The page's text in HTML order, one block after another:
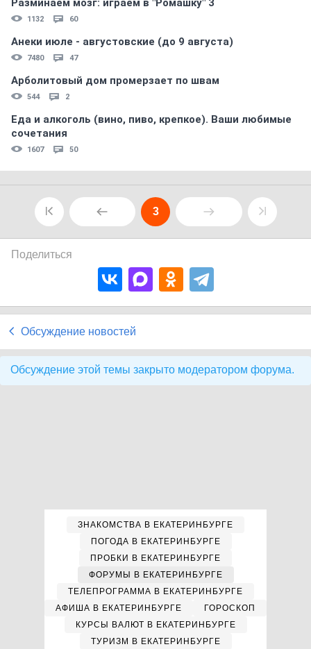
Разминаем мозг: играем в "Ромашку" 3
1132 60
Анеки июле - августовские (до 9 августа)
7480 47
Арболитовый дом промерзает по швам
544 2
Еда и алкоголь (вино, пиво, крепкое). Ваши любимые
сочетания
1607 50
3
Поделиться
Обсуждение новостей
Обсуждение этой темы закрыто модератором форума.
ЗНАКОМСТВА В ЕКАТЕРИНБУРГЕ
ПОГОДА В ЕКАТЕРИНБУРГЕ
ПРОБКИ В ЕКАТЕРИНБУРГЕ
ФОРУМЫ В ЕКАТЕРИНБУРГЕ
ТЕЛЕПРОГРАММА В ЕКАТЕРИНБУРГЕ
АФИША В ЕКАТЕРИНБУРГЕ
ГОРОСКОП
КУРСЫ ВАЛЮТ В ЕКАТЕРИНБУРГЕ
ТУРИЗМ В ЕКАТЕРИНБУРГЕ